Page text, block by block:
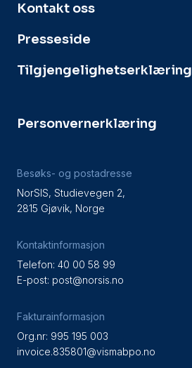
Kontakt oss
Presseside
Tilgjengelighetserklæring
Personvernerklæring
Besøks- og postadresse
NorSIS, Studievegen 2,
2815 Gjøvik, Norge
Kontaktinformasjon
Telefon: 40 00 58 99
E-post: post@norsis.no
Fakturainformasjon
Org.nr: 995 195 003
invoice.835801@vismabpo.no